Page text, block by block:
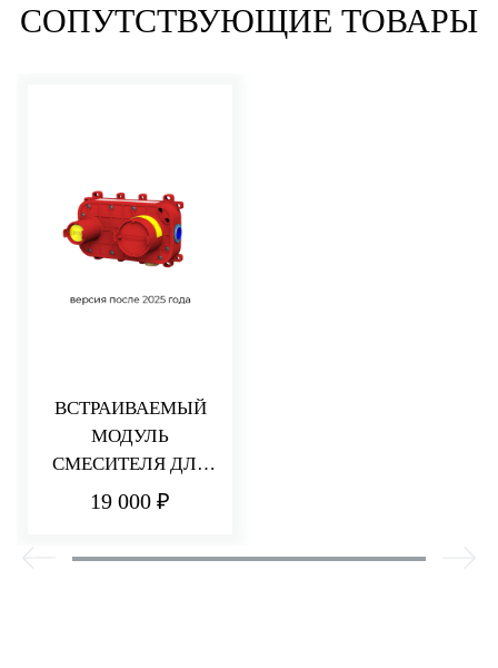
СОПУТСТВУЮЩИЕ ТОВАРЫ
ВСТРАИВАЕМЫЙ
МОДУЛЬ
СМЕСИТЕЛЯ ДЛЯ
РАКОВИНЫ/ДУША
19 000 ₽